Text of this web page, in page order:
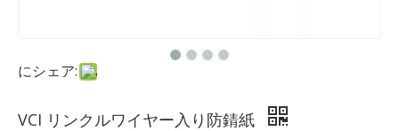
にシェア:
VCI リンクルワイヤー入り防錆紙